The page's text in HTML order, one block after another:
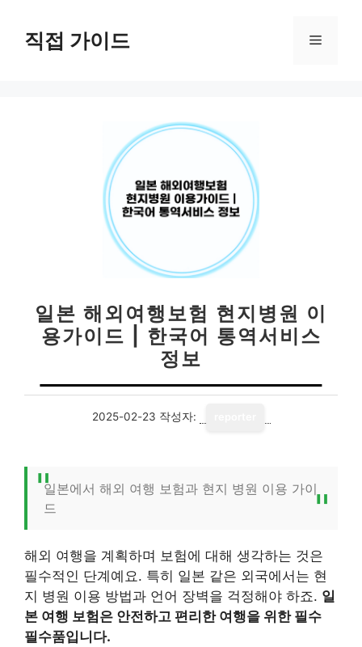
직접 가이드 메
일본 해외여행보험 현지병원 이
용가이드 | 한국어 통역서비스
정보
2025-02-23 작성자:
일본에서 해외 여행 보험과 현지 병원 이용 가이
드
해외 여행을 계획하며 보험에 대해 생각하는 것은
필수적인 단계예요. 특히 일본 같은 외국에서는 현
지 병원 이용 방법과 언어 장벽을 걱정해야 하죠. 일
본 여행 보험은 안전하고 편리한 여행을 위한 필수
필수품입니다.